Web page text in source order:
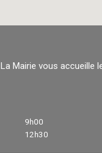
La Mairie vous accueille
9h00
12h30